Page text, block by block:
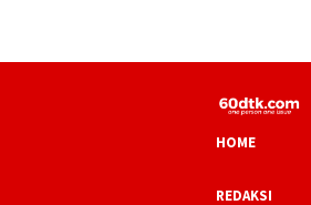
HOME
REDAKSI